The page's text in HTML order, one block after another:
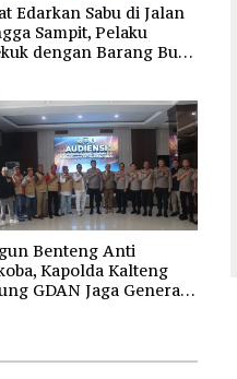
Edarkan Sabu di Jalan
Sampit, Pelaku
dengan Barang Bukti
Benteng Anti
Kapolda Kalteng
GDAN Jaga Generasi